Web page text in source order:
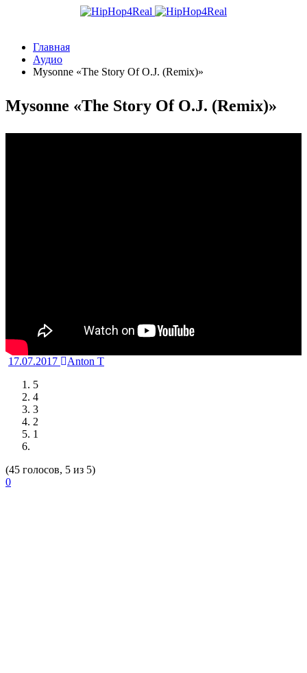
Главная
Аудио
Mysonne «The Story Of O.J. (Remix)»
Mysonne «The Story Of O.J. (Remix)»
17.07.2017
Anton T
5
4
3
2
1
(45 голосов, 5 из 5)
0